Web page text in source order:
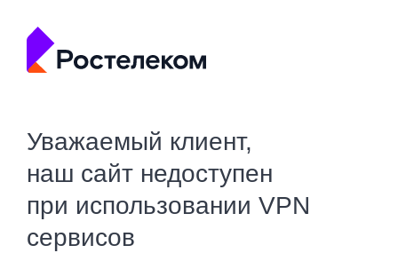
Уважаемый клиент,
наш сайт недоступен
при использовании VPN
сервисов